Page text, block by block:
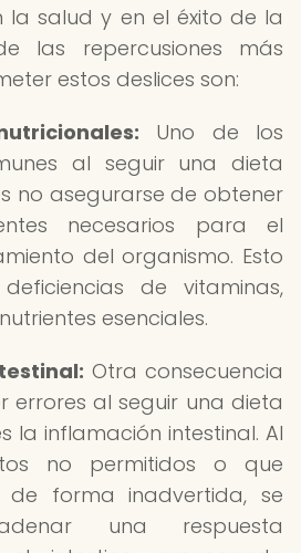
la salud y en el éxito de la
las repercusiones más
estos deslices son:
Uno de los
al seguir una dieta
no asegurarse de obtener
necesarios para el
del organismo. Esto
de vitaminas,
esenciales.
Otra consecuencia
errores al seguir una dieta
la inflamación intestinal. Al
no permitidos o que
de forma inadvertida, se
una respuesta